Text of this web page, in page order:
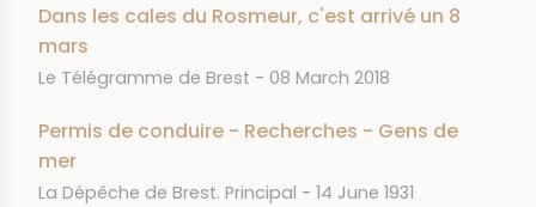
Dans les cales du Rosmeur, c'est arrivé un 8
mars
JOURNAL
Le Télégramme de Brest DATE
08 March 2018
Permis de conduire - Recherches - Gens de
mer
JOURNAL
La Dépêche de Brest. Principal DATE
14 June 1931